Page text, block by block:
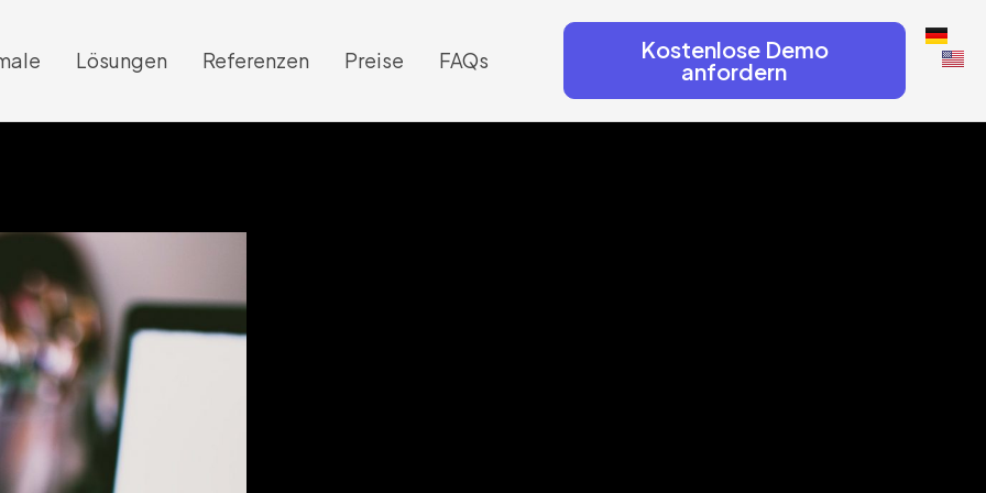
Lösungen Referenzen Preise FAQs
Kostenlose Demo
anfordern